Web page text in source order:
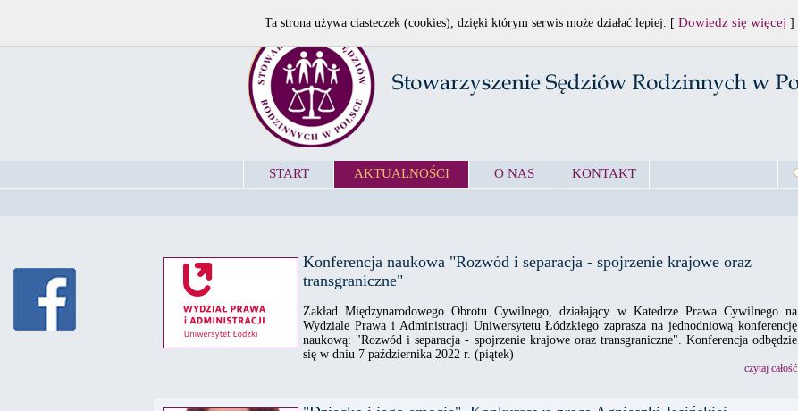
START AKTUALNOŚCI O NAS KONTAKT
Konferencja naukowa "Rozwód i separacja - spojrzenie krajowe oraz
transgraniczne"
Zakład Międzynarodowego Obrotu Cywilnego, działający w Katedrze Prawa Cywilnego na
Wydziale Prawa i Administracji Uniwersytetu Łódzkiego zaprasza na jednodniową konferencję
naukową: "Rozwód i separacja - spojrzenie krajowe oraz transgraniczne". Konferencja odbędzie
się w dniu 7 października 2022 r. (piątek)
czytaj całość
Ta strona używa ciasteczek (cookies), dzięki którym serwis może działać lepiej. [ Dowiedz się więcej ]